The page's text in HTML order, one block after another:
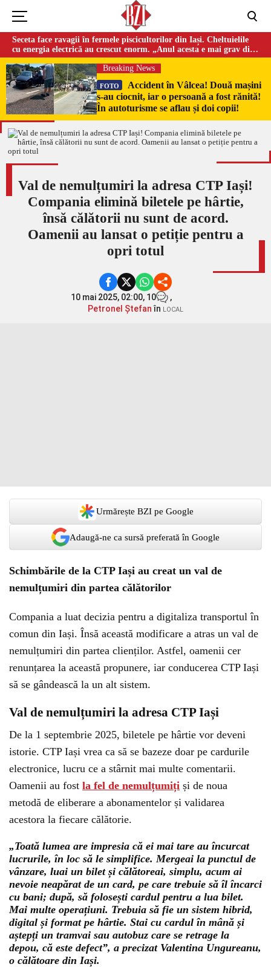
Seceta face ravagii în fermele piscicultorilor din Iași. Cheltuielile
cu energia electrică au crescut enorm. „Anul acesta e mai grav din
cauza temperaturilor foarte mari”
Breaking News
FOTO
Accident în Vâlcea! Două mașini
s-au ciocnit, iar o persoană a fost rănită!
În autoturisme se aflau și doi copii!
Val de nemulțumiri la adresa CTP Iași!
Compania elimină biletele pe hârtie,
însă călătorii nu sunt de acord.
Oamenii au lansat o petiție pentru a
opri totul
10 mai 2025, 02:00, 10
,
Petronel Ștefanîn LOCAL
Urmărește BZI pe Google
Adaugă-ne ca sursă preferată în Google
Schimbările de la CTP Iași au creat un val de
nemulțumiri din partea călătorilor
Compania a luat decizia pentru a digitaliza transportul în
comun din Iași. Însă această modificare a atras un val de
nemulțumiri din partea clienților. Astfel, oamenii cer
renunțarea la această propunere, iar conducerea CTP Iași
să se gândească la un alt sistem.
Val de nemulțumiri la adresa CTP Iași
De la 1 septembrie 2025, biletele pe hârtie vor deveni
istorie. CTP Iași vrea ca să se bazeze doar pe cardurile
electronice, lucru ce a stârnit mai multe comentarii.
Oamenii au fost la fel de nemulțumiți și de noua
metodă de eliberare a abonamentelor și validarea
acestora la fiecare călătorie.
„Toată lumea are impresia că ei mai tare au încurcat
lucrurile, în loc să le simplifice. Mergeai la punctul de
vânzare, luai un bilet și călătoreai, simplu, acum ai
nevoie neapărat de un card, pe care trebuie să îl încarci
cu bani; după, să folosești cardul pentru a lua bilet.
Mai multe operațiuni. Trebuia să fie un sistem hibrid,
digital și format pe hârtie. Stai cu cardul în mână și
aștepți un tramvai sau autobuz care se retrage la
depou, că este defect”, a precizat Valentina Ungureanu,
o călătoare din Iași.